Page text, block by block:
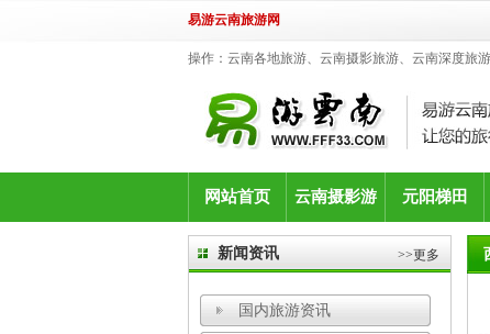
易游云南旅游网
操作：云南各地旅游、云南摄影旅游、云南深度旅
网站首页 云南摄影游 元阳梯田
新闻资讯 >>更多
国内旅游资讯